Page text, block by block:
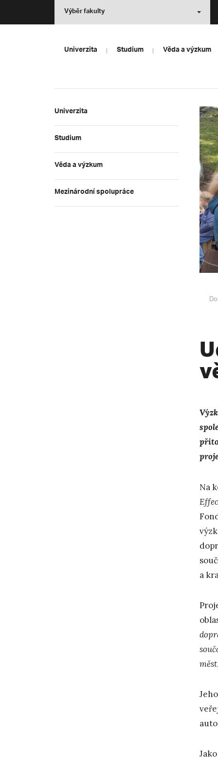
Výběr fakulty
Univerzita Studium Věda a výzkum
Univerzita
Studium
Věda a výzkum
Mezinárodní spolupráce
Na
a
měst